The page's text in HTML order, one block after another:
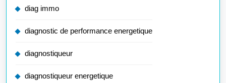
diag immo
diagnostic de performance energetique
diagnostiqueur
diagnostiqueur energetique